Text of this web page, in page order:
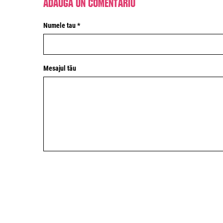
Adaugă un comentariu
Numele tau *
Mesajul tău